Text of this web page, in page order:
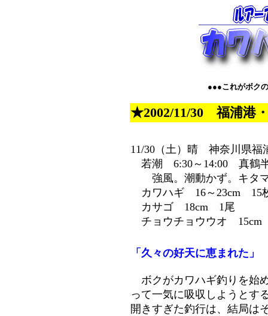
●●●これがボク
★2002/11/30 福浦港
11/30（土）晴 神奈川県福
若潮 6:30～14:00 真鶴
強風。潮動かず。キタ
カワハギ 16～23cm 15
カサゴ 18cm 1尾
チョウチョウウオ
「久々の好天に恵まれた」
ボクがカワハギ釣りを始
って一気に吸収しようとす
開きすぎた釣行は、結局は